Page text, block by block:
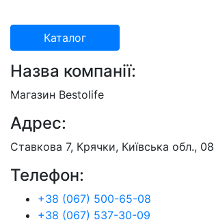
Каталог
Назва компанії:
Магазин Bestolife
Адрес:
Ставкова 7, Крячки, Київська обл.,
Телефон:
+38 (067) 500-65-08
+38 (067) 537-30-09